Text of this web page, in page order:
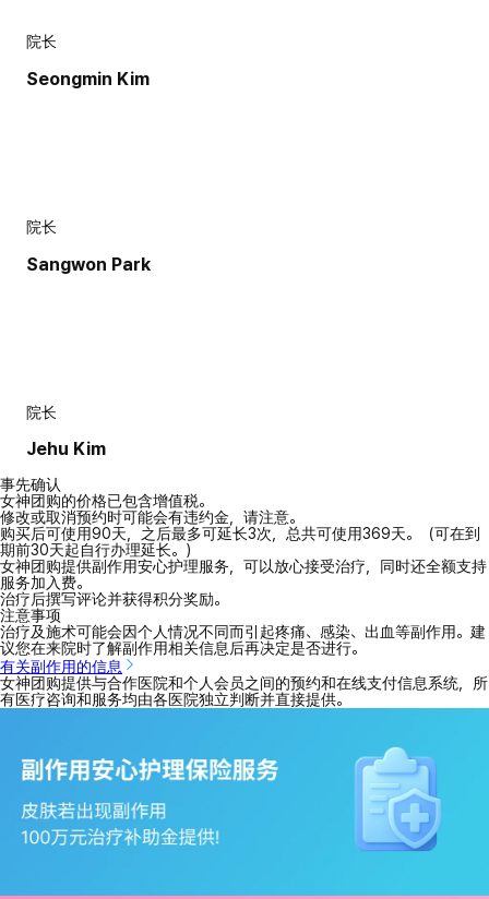
院长
Seongmin Kim
院长
Sangwon Park
院长
Jehu Kim
事先确认
女神团购的价格已包含增值税。
修改或取消预约时可能会有违约金，请注意。
购买后可使用90天，之后最多可延长3次，总共可使用369天。（可在到
期前30天起自行办理延长。）
女神团购提供副作用安心护理服务，可以放心接受治疗，同时还全额支持
服务加入费。
治疗后撰写评论并获得积分奖励。
注意事项
治疗及施术可能会因个人情况不同而引起疼痛、感染、出血等副作用。建
议您在来院时了解副作用相关信息后再决定是否进行。
有关副作用的信息
女神团购提供与合作医院和个人会员之间的预约和在线支付信息系统，所
有医疗咨询和服务均由各医院独立判断并直接提供。